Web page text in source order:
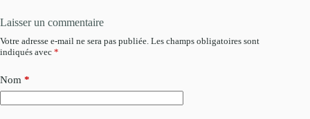
Laisser un commentaire
Votre adresse e-mail ne sera pas publiée. Les champs obligatoires sont
indiqués avec *
Nom *